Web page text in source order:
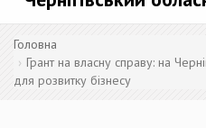
Головна
Грант на власну справу: на
для розвитку бізнесу